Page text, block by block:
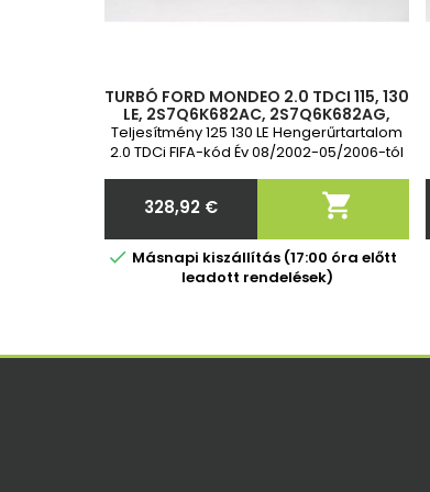
TURBÓ FORD MONDEO 2.0 TDCI 115, 130
LE, 2S7Q6K682AC, 2S7Q6K682AG,
3S7Q6K682AD, 3S7Q6K682AE,
3S7Q6K682AF, JDE4957, 714467-3,
Teljesítmény 125 130 LE Hengerűrtartalom
2.0 TDCi FIFA-kód Év 08/2002-05/2006-tól
Ár
328,92 € 
 Másnapi kiszállítás (17:00 óra előtt
leadott rendelések)